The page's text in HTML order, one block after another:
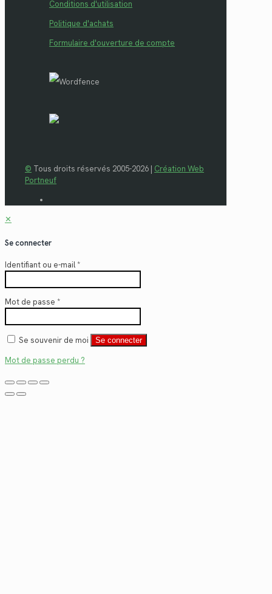
Conditions d'utilisation
Politique d'achats
Formulaire d'ouverture de compte
© Tous droits réservés 2005-2026 | Création Web
Portneuf
✕
Se connecter
Identifiant ou e-mail*
Mot de passe *
Se souvenir de moi Se connecter
Mot de passe perdu ?